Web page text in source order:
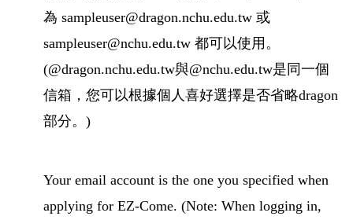
為 sampleuser@dragon.nchu.edu.tw 或
sampleuser@nchu.edu.tw 都可以使用。
(@dragon.nchu.edu.tw與@nchu.edu.tw是同一個
信箱，您可以根據個人喜好選擇是否省略dragon
部分。)
Your email account is the one you specified when
applying for EZ-Come. (Note: When logging in,